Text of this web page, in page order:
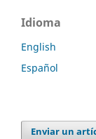
Idioma
English
Español
Enviar un